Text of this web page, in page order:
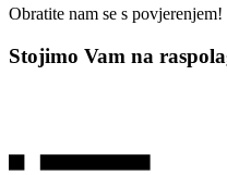
Obratite nam se s povjerenjem!
Stojimo Vam na